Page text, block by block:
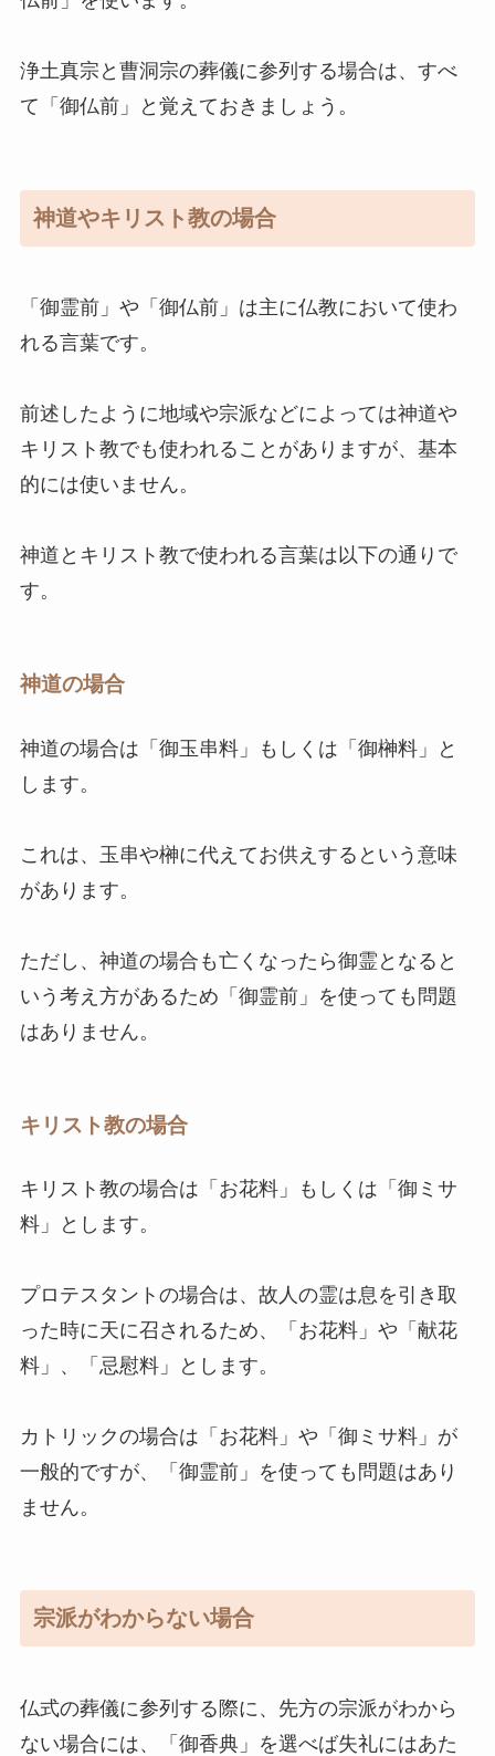
浄土真宗と曹洞宗の葬儀に参列する場合は、すべ
て「御仏前」と覚えておきましょう。
神道やキリスト教の場合
「御霊前」や「御仏前」は主に仏教において使わ
れる言葉です。
前述したように地域や宗派などによっては神道や
キリスト教でも使われることがありますが、基本
的には使いません。
神道とキリスト教で使われる言葉は以下の通りで
す。
神道の場合
神道の場合は「御玉串料」もしくは「御榊料」と
します。
これは、玉串や榊に代えてお供えするという意味
があります。
ただし、神道の場合も亡くなったら御霊となると
いう考え方があるため「御霊前」を使っても問題
はありません。
キリスト教の場合
キリスト教の場合は「お花料」もしくは「御ミサ
料」とします。
プロテスタントの場合は、故人の霊は息を引き取
った時に天に召されるため、「お花料」や「献花
料」、「忌慰料」とします。
カトリックの場合は「お花料」や「御ミサ料」が
一般的ですが、「御霊前」を使っても問題はあり
ません。
宗派がわからない場合
仏式の葬儀に参列する際に、先方の宗派がわから
ない場合には、「御香典」を選べば失礼にはあた